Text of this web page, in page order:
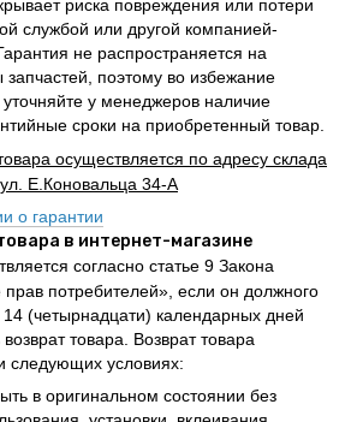
риска повреждения или потери
службой или другой компанией-
не распространяется на
запчастей, поэтому во избежание
у менеджеров наличие
сроки на приобретенный товар.
осуществляется по адресу склада
Е.Коновальца 34-А
о гарантии
в интернет-магазине
согласно статье 9 Закона
потребителей», если он должного
14 (четырнадцати) календарных дней
товара. Возврат товара
следующих условиях:
в оригинальном состоянии без